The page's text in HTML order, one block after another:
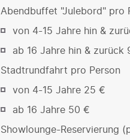
Abendbuffet "Julebord" pro
von 4-15 Jahre hin &
ab 16 Jahre hin & zurück
Stadtrundfahrt pro Person
von 4-15 Jahre 25 €
ab 16 Jahre 50 €
Showlounge-Reservierung